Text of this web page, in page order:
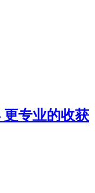
更专业的收获